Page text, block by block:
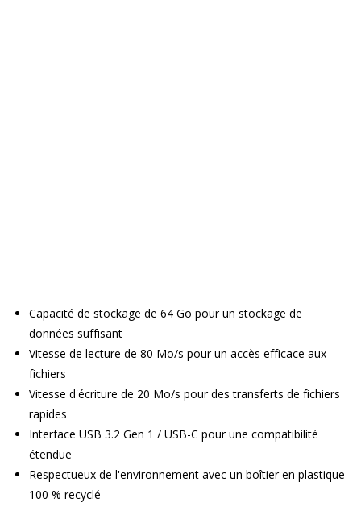
Capacité de stockage de 64 Go pour un stockage de
données suffisant
Vitesse de lecture de 80 Mo/s pour un accès efficace aux
fichiers
Vitesse d'écriture de 20 Mo/s pour des transferts de fichiers
rapides
Interface USB 3.2 Gen 1 / USB-C pour une compatibilité
étendue
Respectueux de l'environnement avec un boîtier en plastique
100 % recyclé